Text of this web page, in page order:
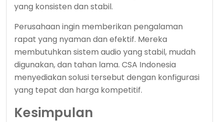
yang konsisten dan stabil.
Perusahaan ingin memberikan pengalaman
rapat yang nyaman dan efektif. Mereka
membutuhkan sistem audio yang stabil, mudah
digunakan, dan tahan lama. CSA Indonesia
menyediakan solusi tersebut dengan konfigurasi
yang tepat dan harga kompetitif.
Kesimpulan